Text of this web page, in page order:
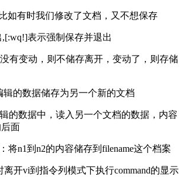
如有时我们修改了文档，又不想保存
表示强制保存并退出
有变动，则不储存离开，变动了，则存储
辑的数据储存为另一个新的文档
的数据中，读入另一个文档的数据，内容
面
将n1到n2的内容储存到filename这个档案
离开vi到指令列模式下执行command的显示